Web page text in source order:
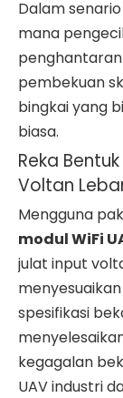
Dalam
mana
pembekuan
bingkai yang
biasa.
Reka
Voltan
Mengguna
modul WiFi
julat input
spesifikasi
kegagalan
UAV industri